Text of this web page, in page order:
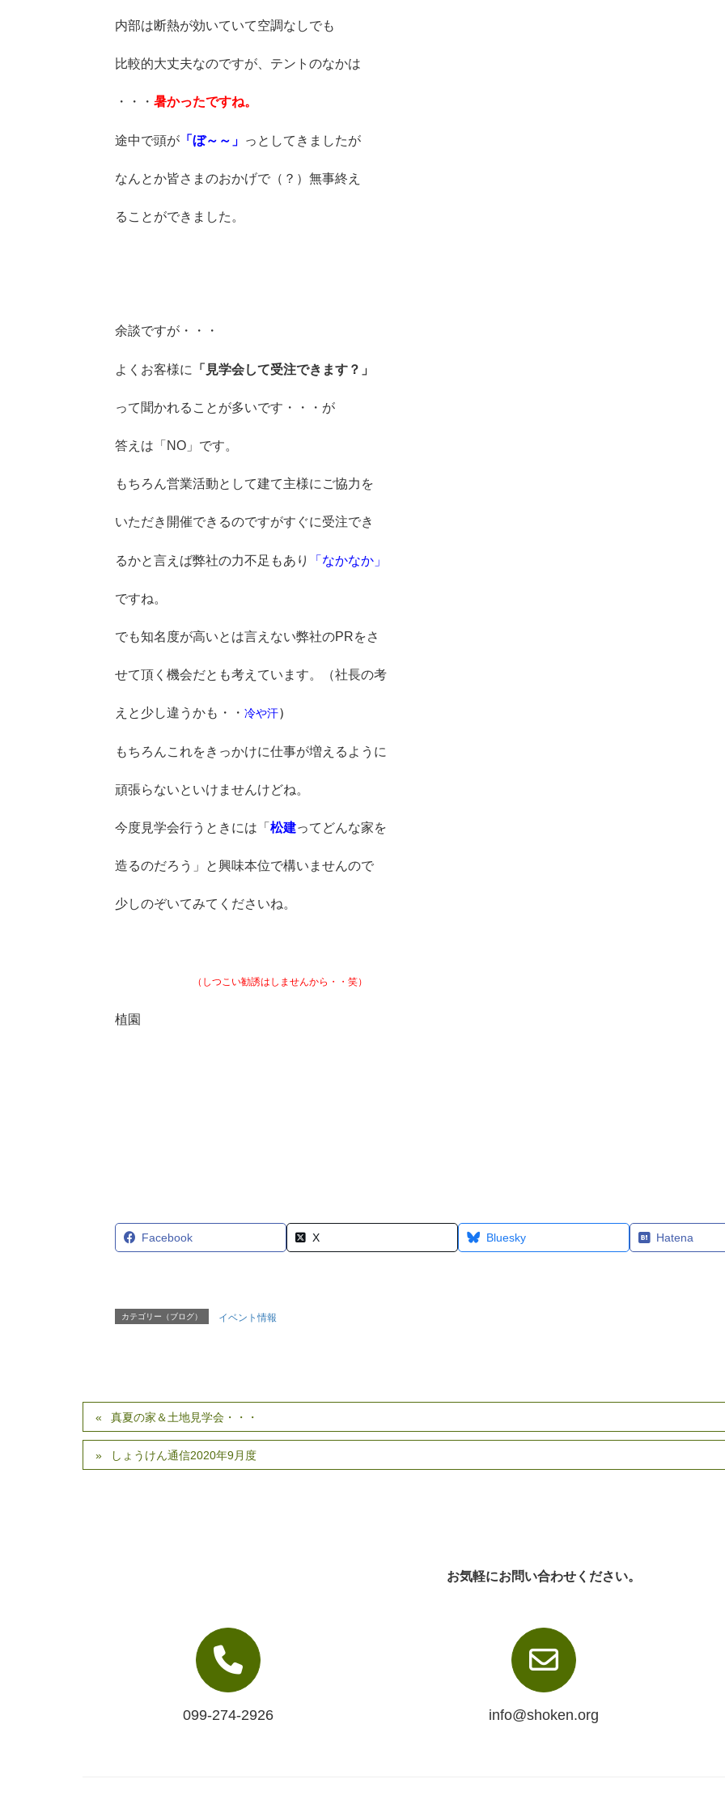
内部は断熱が効いていて空調なしでも
比較的大丈夫なのですが、テントのなかは
・・・ 暑かったですね。
途中で頭が 「ぼ～～」 っとしてきましたが
なんとか皆さまのおかげで（？）無事終え
ることができました。
余談ですが・・・
よくお客様に 「見学会して受注できます？」
って聞かれることが多いです・・・が
答えは「NO」です。
もちろん営業活動として建て主様にご協力を
いただき開催できるのですがすぐに受注でき
るかと言えば弊社の力不足もあり 「なかなか」
ですね。
でも知名度が高いとは言えない弊社のPRをさ
せて頂く機会だとも考えています。（社長の考
えと少し違うかも・・ 冷や汗）
もちろんこれをきっかけに仕事が増えるように
頑張らないといけませんけどね。
今度見学会行うときには「 松建ってどんな家を
造るのだろう」と興味本位で構いませんので
少しのぞいてみてくださいね。
（しつこい勧誘はしませんから・・笑）
植園
Facebook X Bluesky Hatena
カテゴリー（ブログ） イベント情報
真夏の家＆土地見学会・・・
しょうけん通信2020年9月度
お気軽にお問い合わせください。
099-274-2926 info@shoken.org